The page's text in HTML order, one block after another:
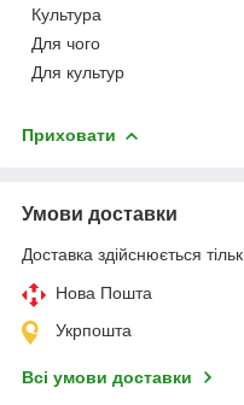
Культура
Для чого
Для культур
Приховати
Умови доставки
Доставка здійснюється
Нова Пошта
Укрпошта
Всі умови доставки